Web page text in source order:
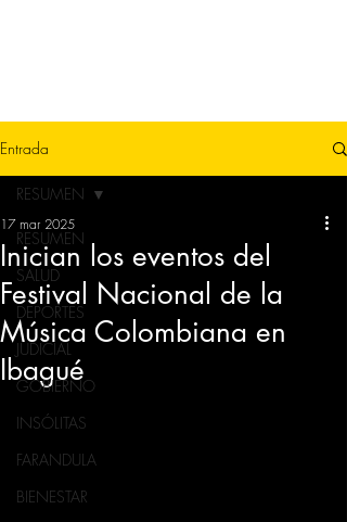
Entrada
RESUMEN
SALUD
DEPORTES
JUDICIAL
GOBIERNO
INSÓLITAS
FARANDULA
BIENESTAR
RESUMEN
Inician los eventos del
Festival Nacional de la
Música Colombiana en
Ibagué
17 mar 2025